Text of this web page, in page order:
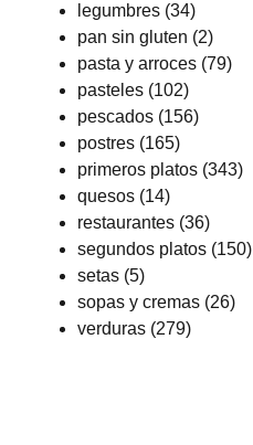
legumbres (34)
pan sin gluten (2)
pasta y arroces (79)
pasteles (102)
pescados (156)
postres (165)
primeros platos (343)
quesos (14)
restaurantes (36)
segundos platos (150)
setas (5)
sopas y cremas (26)
verduras (279)